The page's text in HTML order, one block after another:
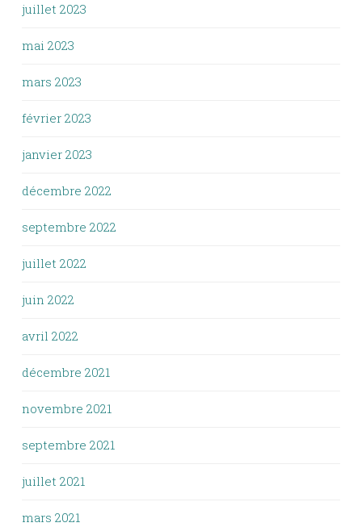
juillet 2023
mai 2023
mars 2023
février 2023
janvier 2023
décembre 2022
septembre 2022
juillet 2022
juin 2022
avril 2022
décembre 2021
novembre 2021
septembre 2021
juillet 2021
mars 2021